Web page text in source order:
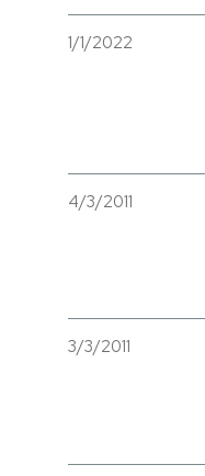
1/1/2022
4/3/2011
3/3/2011